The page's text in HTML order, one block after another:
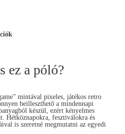
ez a póló?
mintával pixeles, játékos retro
beilleszthető a mindennapi
készül, ezért kényelmes
Hétköznapokra, fesztiválokra és
is szeretné megmutatni az egyedi